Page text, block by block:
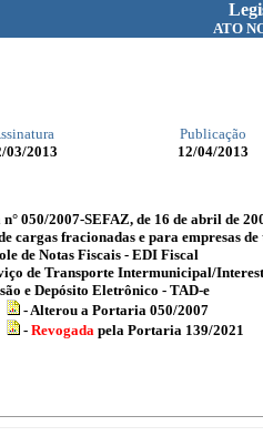
ATO
Publicação
03/2013 12/04/2013
050/2007-SEFAZ, de 16 de abril de
cargas fracionadas e para empresas
de Notas Fiscais - EDI Fiscal
de Transporte Intermunicipal/
e Depósito Eletrônico - TAD-e
- Alterou a Portaria 050/2007
- Revogada pela Portaria 139/2021